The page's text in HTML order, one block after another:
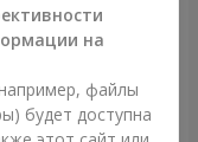
зефир"
Заказать
на
файлы
будет доступна